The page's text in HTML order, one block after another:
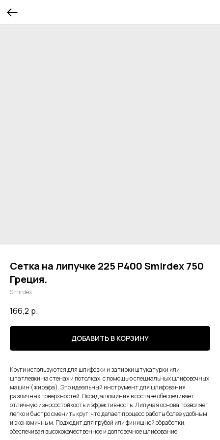
Сетка на липучке 225 Р400 Smirdex 750
Греция.
Smirdex
166,2 р.
ДОБАВИТЬ В КОРЗИНУ
Круги используются для шлифовки и затирки штукатурки или
шпатлевки на стенах и потолках, с помощью специальных шлифовочных
машин (жирафа). Это идеальный инструмент для шлифования
различных поверхностей. Оксид алюминия в составе обеспечивает
отличную износостойкость и эффективность. Липучая основа позволяет
легко и быстро сменить круг, что делает процесс работы более удобным
и экономичным. Подходит для грубой или финишной обработки,
обеспечивая высококачественное и долговечное шлифование.